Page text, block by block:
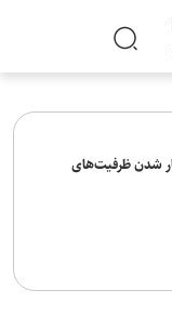
شدن ظرفیت‌های